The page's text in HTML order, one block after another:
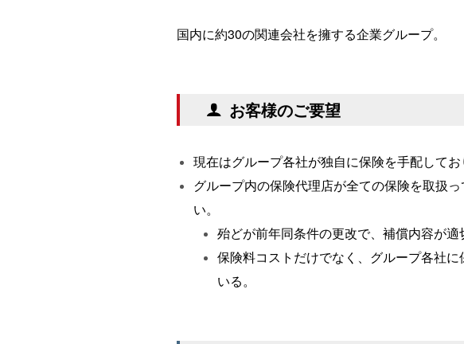
国内に約30の関連会社を擁する企業グループ。
お客様のご要望
現在はグループ各社が独自に保険を手配して
グループ内の保険代理店が全ての保険を取扱
い。
殆どが前年同条件の更改で、補償内容が適
保険料コストだけでなく、グループ各社
いる。